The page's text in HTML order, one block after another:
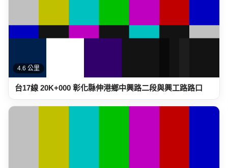
4.6 公里
台17線 20K+000 彰化縣伸港鄉中興路二段與興工路路口